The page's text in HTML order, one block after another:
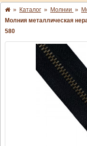
» Каталог » Молнии »
Молния металлическая
580